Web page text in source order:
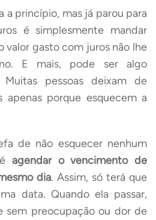
a princípio, mas já parou para
é simplesmente mandar
valor gasto com juros não lhe
E mais, pode ser algo
pessoas deixam de
apenas porque esquecem a
de não esquecer nenhum
agendar o vencimento de
dia. Assim, só terá que
data. Quando ela passar,
sem preocupação ou dor de